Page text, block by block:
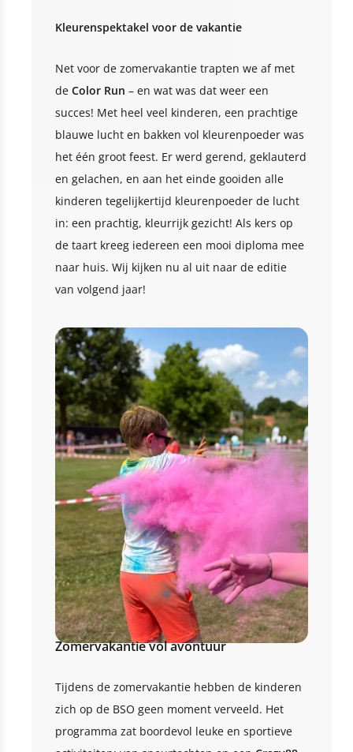
Kleurenspektakel voor de vakantie
Net voor de zomervakantie trapten we af met
de Color Run – en wat was dat weer een
succes! Met heel veel kinderen, een prachtige
blauwe lucht en bakken vol kleurenpoeder was
het één groot feest. Er werd gerend, geklauterd
en gelachen, en aan het einde gooiden alle
kinderen tegelijkertijd kleurenpoeder de lucht
in: een prachtig, kleurrijk gezicht! Als kers op
de taart kreeg iedereen een mooi diploma mee
naar huis. Wij kijken nu al uit naar de editie
van volgend jaar!
Zomervakantie vol avontuur
Tijdens de zomervakantie hebben de kinderen
zich op de BSO geen moment verveeld. Het
programma zat boordevol leuke en sportieve